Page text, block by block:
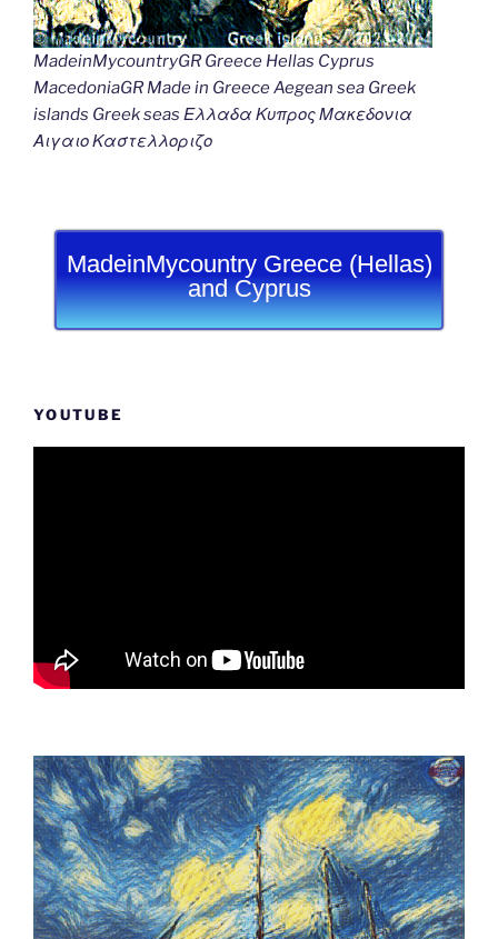
MadeinMycountryGR Greece Hellas Cyprus
MacedoniaGR Made in Greece Aegean sea Greek
islands Greek seas Ελλαδα Κυπρος Μακεδονια
Αιγαιο Καστελλοριζο
MadeinMycountry Greece (Hellas)
and Cyprus
YOUTUBE